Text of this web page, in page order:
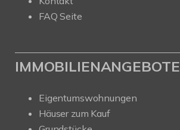
FAQ Seite
IMMOBILIENANGEBOTE
Eigentumswohnungen
Häuser zum Kauf